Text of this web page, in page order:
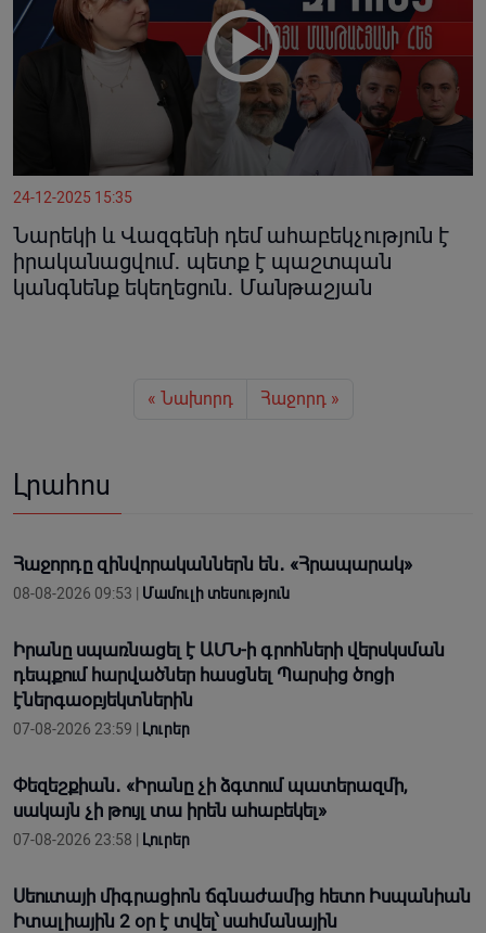
24-12-2025 15:35
Նարեկի և Վազգենի դեմ ահաբեկչություն է
իրականացվում․ պետք է պաշտպան
կանգնենք եկեղեցուն․ Մանթաշյան
« Նախորդ Հաջորդ »
Լրահոս
Հաջորդը զինվորականներն են․ «Հրապարակ»
08-08-2026 09:53 | Մամուլի տեսություն
Իրանը սպառնացել է ԱՄՆ-ի գրոհների վերսկսման
դեպքում հարվածներ հասցնել Պարսից ծոցի
էներգաօբյեկտներին
07-08-2026 23:59 | Լուրեր
Փեզեշքիան․ «Իրանը չի ձգտում պատերազմի,
սակայն չի թույլ տա իրեն ահաբեկել»
07-08-2026 23:58 | Լուրեր
Սեուտայի միգրացիոն ճգնաժամից հետո Իսպանիան
Իտալիային 2 օր է տվել՝ սահմանային